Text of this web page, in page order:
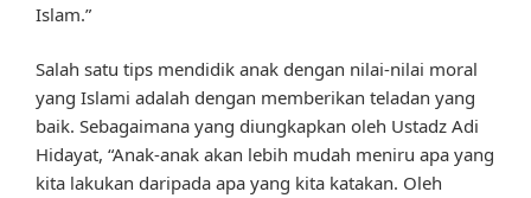
Islam.”
Salah satu tips mendidik anak dengan nilai-nilai moral
yang Islami adalah dengan memberikan teladan yang
baik. Sebagaimana yang diungkapkan oleh Ustadz Adi
Hidayat, “Anak-anak akan lebih mudah meniru apa yang
kita lakukan daripada apa yang kita katakan. Oleh